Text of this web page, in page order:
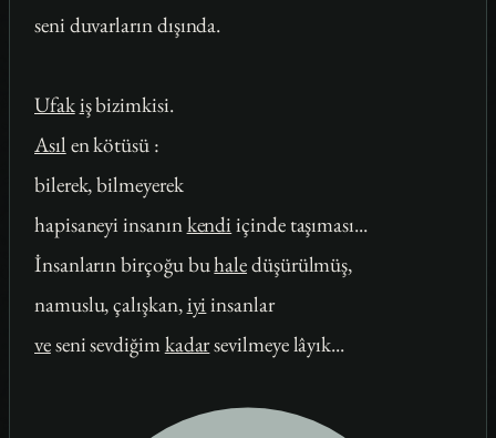
seni duvarların dışında.
Ufakişbizimkisi.
Asıl en kötüsü :
bilerek, bilmeyerek
hapisaneyi insanınkendi içinde taşıması...
İnsanların birçoğu buhaledüşürülmüş,
namuslu, çalışkan,iyi insanlar
veseni sevdiğimkadarsevilmeye lâyık...